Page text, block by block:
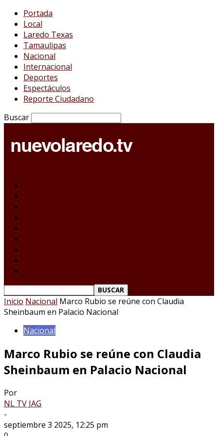
Portada
Local
Laredo Texas
Tamaulipas
Nacional
Internacional
Deportes
Espectáculos
Reporte Ciudadano
Buscar
Inicio Nacional Marco Rubio se reúne con Claudia
Sheinbaum en Palacio Nacional
Nacional
Marco Rubio se reúne con Claudia
Sheinbaum en Palacio Nacional
Por
NL TV JAG
-
septiembre 3 2025, 12:25 pm